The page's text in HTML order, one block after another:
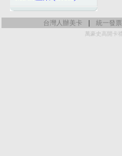
台灣人辦美卡 | 統一發票
萬豪史高開卡禮